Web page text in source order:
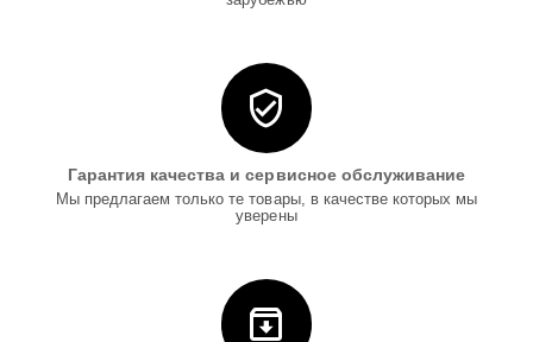
Гарантия качества и сервисное обслуживание
Мы предлагаем только те товары, в качестве которых мы
уверены